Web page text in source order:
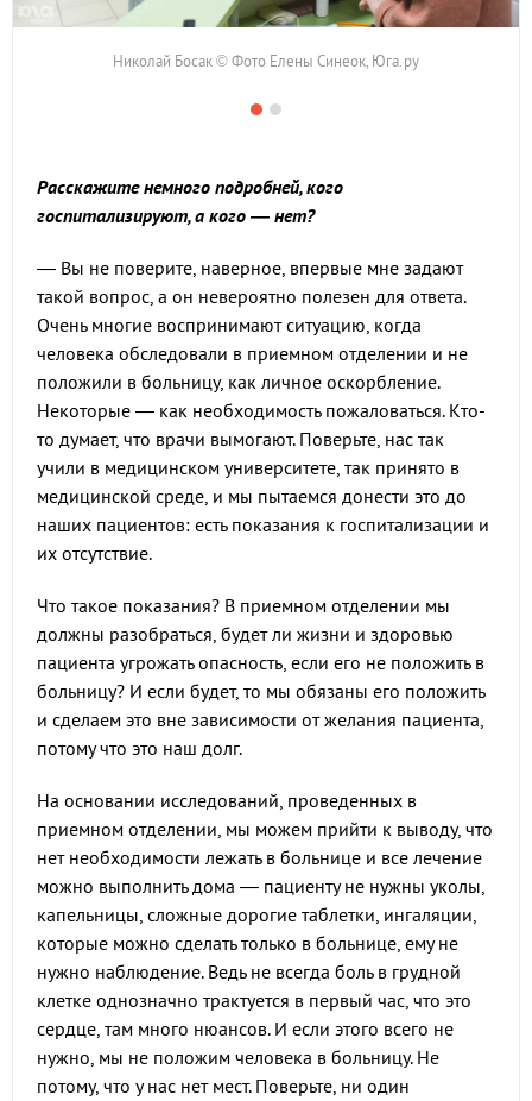
Николай Босак © Фото Елены Синеок, Юга.ру
Расскажите немного подробней, кого
госпитализируют, а кого — нет?
— Вы не поверите, наверное, впервые мне задают
такой вопрос, а он невероятно полезен для ответа.
Очень многие воспринимают ситуацию, когда
человека обследовали в приемном отделении и не
положили в больницу, как личное оскорбление.
Некоторые — как необходимость пожаловаться. Кто-
то думает, что врачи вымогают. Поверьте, нас так
учили в медицинском университете, так принято в
медицинской среде, и мы пытаемся донести это до
наших пациентов: есть показания к госпитализации и
их отсутствие.
Что такое показания? В приемном отделении мы
должны разобраться, будет ли жизни и здоровью
пациента угрожать опасность, если его не положить в
больницу? И если будет, то мы обязаны его положить
и сделаем это вне зависимости от желания пациента,
потому что это наш долг.
На основании исследований, проведенных в
приемном отделении, мы можем прийти к выводу, что
нет необходимости лежать в больнице и все лечение
можно выполнить дома — пациенту не нужны уколы,
капельницы, сложные дорогие таблетки, ингаляции,
которые можно сделать только в больнице, ему не
нужно наблюдение. Ведь не всегда боль в грудной
клетке однозначно трактуется в первый час, что это
сердце, там много нюансов. И если этого всего не
нужно, мы не положим человека в больницу. Не
потому, что у нас нет мест. Поверьте, ни один